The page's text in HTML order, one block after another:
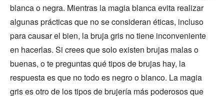
blanca o negra. Mientras la magia blanca evita realizar
algunas prácticas que no se consideran éticas, incluso
para causar el bien, la bruja gris no tiene inconveniente
en hacerlas. Si crees que solo existen brujas malas o
buenas, o te preguntas qué tipos de brujas hay, la
respuesta es que no todo es negro o blanco. La magia
gris es otro de los tipos de brujería más poderosos que